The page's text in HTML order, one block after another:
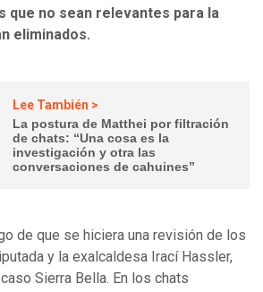
que no sean relevantes para la
eliminados.
Lee También >
La postura de Matthei por filtración
de chats: “Una cosa es la
investigación y otra las
conversaciones de cahuines”
de que se hiciera una revisión de los
y la exalcaldesa Irací Hassler,
Sierra Bella. En los chats